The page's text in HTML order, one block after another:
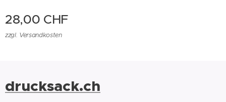
28,00 CHF
zzgl. Versandkosten
drucksack.ch